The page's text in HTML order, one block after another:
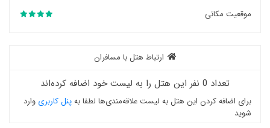
موقعیت مکانی
ارتباط هتل با مسافران
تعداد 0 نفر این هتل را به لیست خود اضافه کرده‌اند
برای اضافه کردن این هتل به لیست علاقه‌مندی‌ها لطفا بهپنل کاربری وارد
شوید